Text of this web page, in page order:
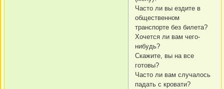
Часто ли вы ездите в
общественном
транспорте без билета?
Хочется ли вам чего-
нибудь?
Скажите, вы на все
готовы?
Часто ли вам случалось
падать с кровати?